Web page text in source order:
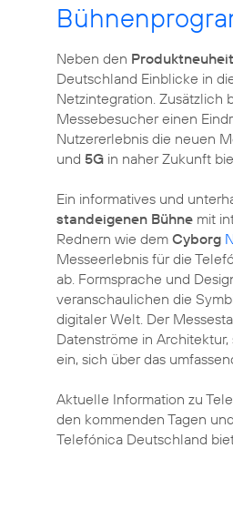
Neben den
Deutschland Einblicke in
Netzintegration. Zusätzlich
Messebesucher einen
Nutzererlebnis die neuen
und 5G in naher Zukunft
Ein informatives und
standeigenen Bühne mit
Rednern wie dem Cyborg
Messeerlebnis für die
ab. Formsprache und
veranschaulichen die
digitaler Welt. Der
Datenströme in
ein, sich über das
Aktuelle Information zu
den kommenden Tagen
Telefónica Deutschland